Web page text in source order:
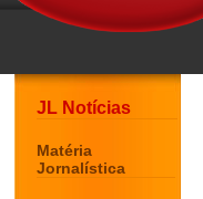
JL Notícias
Matéria
Jornalística